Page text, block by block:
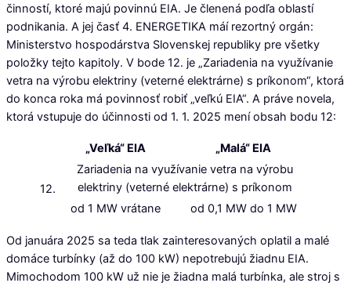
činností, ktoré majú povinnú EIA. Je členená podľa oblastí
podnikania. A jej časť 4. ENERGETIKA máí rezortný orgán:
Ministerstvo hospodárstva Slovenskej republiky pre všetky
položky tejto kapitoly. V bode 12. je „Zariadenia na využívanie
vetra na výrobu elektriny (veterné elektrárne) s príkonom“, ktorá
do konca roka má povinnosť robiť „veľkú EIA“. A práve novela,
ktorá vstupuje do účinnosti od 1. 1. 2025 mení obsah bodu 12:
„Veľká“ EIA „Malá“ EIA
12.
Zariadenia na využívanie vetra na výrobu
elektriny (veterné elektrárne) s príkonom
od 1 MW vrátane
od 0,1 MW do 1 MW
Od januára 2025 sa teda tlak zainteresovaných oplatil a malé
domáce turbínky (až do 100 kW) nepotrebujú žiadnu EIA.
Mimochodom 100 kW už nie je žiadna malá turbínka, ale stroj s